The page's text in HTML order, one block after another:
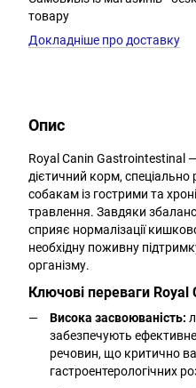
товару
Докладніше про доставку
Опис
Royal Canin Gastrointestinal
дієтичний корм,
собакам із гострими та
травлення. Завдяки
сприяє нормалізації
необхідну поживну
організму.
Ключові переваги
Висока засвоюваність:
забезпечують
речовин, що критично
гастроентерологічних